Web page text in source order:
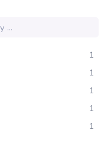
1
1
1
1
1